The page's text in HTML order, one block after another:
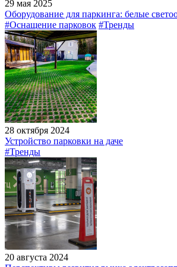
29 мая 2025
Оборудование для паркинга: белые
#Оснащение парковок #Тренды
28 октября 2024
Устройство парковки на даче
#Тренды
20 августа 2024